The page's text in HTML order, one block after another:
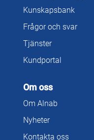
Kunskapsbank
Frågor och svar
Tjänster
Kundportal
Om oss
Om Alnab
Nyheter
Kontakta oss